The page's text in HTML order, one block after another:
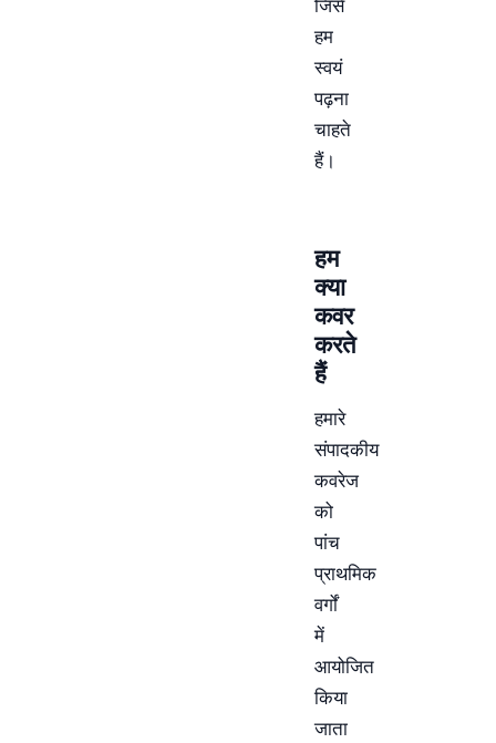
जिसे
हम
स्वयं
पढ़ना
चाहते
हैं।
हम
क्या
कवर
करते
हैं
हमारे
संपादकीय
कवरेज
को
पांच
प्राथमिक
वर्गों
में
आयोजित
किया
जाता